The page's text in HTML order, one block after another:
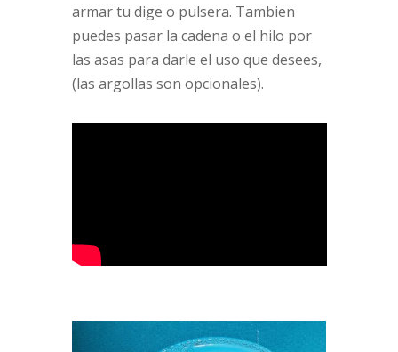
armar tu dige o pulsera. Tambien
puedes pasar la cadena o el hilo por
las asas para darle el uso que desees,
(las argollas son opcionales).